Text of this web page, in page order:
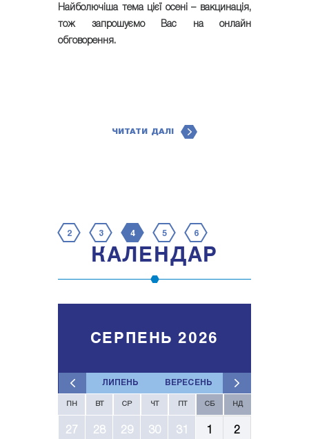
Найболючіша тема цієї осені – вакцинація,
тож запрошуємо Вас на онлайн
обговорення.
ЧИТАТИ ДАЛІ
2 3 4 5 6
КАЛЕНДАР
ЛИПЕНЬ ВЕРЕСЕНЬ
СЕРПЕНЬ 2026
ПН ВТ СР ЧТ СБ НД
27 28 29 30 31 2